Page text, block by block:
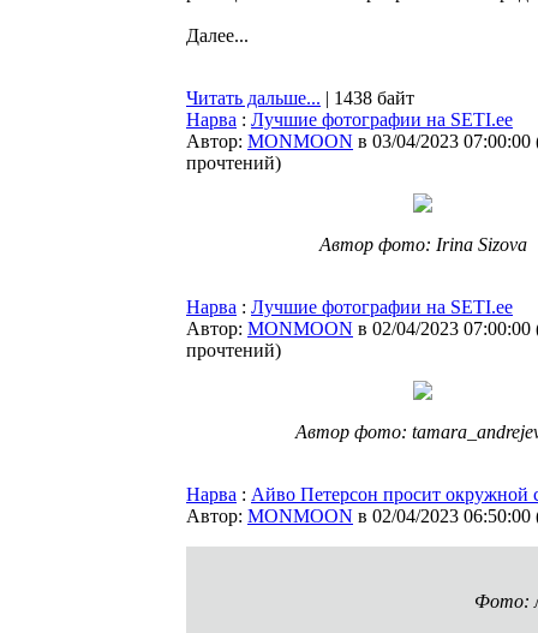
Далее...
Читать дальше... | 1438 байт
Нарва : Лучшие фотографии на SETI.ee
Автор: MONMOON в 03/04/2023 07:00:00
прочтений)
Автор фото: Irina Sizova
Нарва : Лучшие фотографии на SETI.ee
Автор: MONMOON в 02/04/2023 07:00:00
прочтений)
Автор фото:
Нарва : Айво Петерсон просит окружной
Автор: MONMOON в 02/04/2023 06:50:00
Фото: